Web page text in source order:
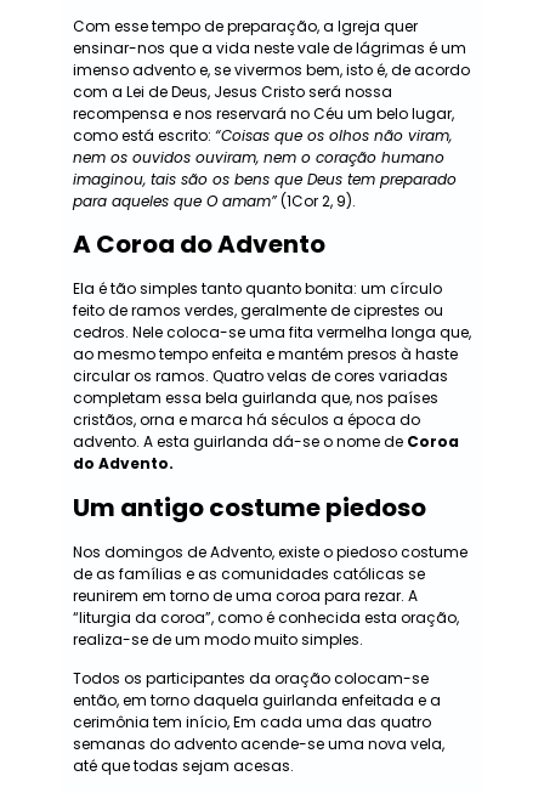
Com esse tempo de preparação, a Igreja quer
ensinar-nos que a vida neste vale de lágrimas é um
imenso advento e, se vivermos bem, isto é, de acordo
com a Lei de Deus, Jesus Cristo será nossa
recompensa e nos reservará no Céu um belo lugar,
como está escrito: “Coisas que os olhos não viram,
nem os ouvidos ouviram, nem o coração humano
imaginou, tais são os bens que Deus tem preparado
para aqueles que O amam”(1Cor 2, 9).
A Coroa do Advento
Ela é tão simples tanto quanto bonita: um círculo
feito de ramos verdes, geralmente de ciprestes ou
cedros. Nele coloca-se uma fita vermelha longa que,
ao mesmo tempo enfeita e mantém presos à haste
circular os ramos. Quatro velas de cores variadas
completam essa bela guirlanda que, nos países
cristãos, orna e marca há séculos a época do
advento. A esta guirlanda dá-se o nome de Coroa
do Advento.
Um antigo costume piedoso
Nos domingos de Advento, existe o piedoso costume
de as famílias e as comunidades católicas se
reunirem em torno de uma coroa para rezar. A
“liturgia da coroa”, como é conhecida esta oração,
realiza-se de um modo muito simples.
Todos os participantes da oração colocam-se
então, em torno daquela guirlanda enfeitada e a
cerimônia tem início, Em cada uma das quatro
semanas do advento acende-se uma nova vela,
até que todas sejam acesas.